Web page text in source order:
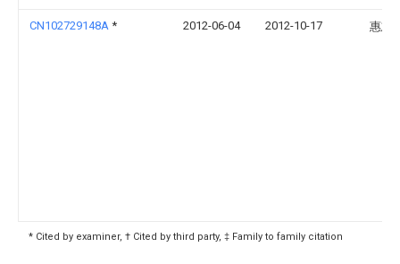
CN102729148A * 2012-06-04 2012-10-17 惠志
* Cited by examiner, † Cited by third party, ‡ Family to family citation